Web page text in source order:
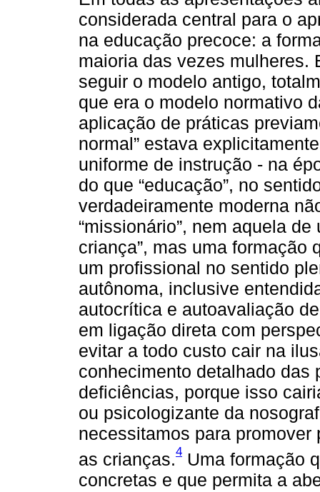
considerada central para o
na educação precoce: a
maioria das vezes mulheres.
seguir o modelo antigo,
que era o modelo normativo
aplicação de práticas
normal” estava
uniforme de instrução - na
do que “educação”, no
verdadeiramente moderna
“missionário”, nem aquela
criança”, mas uma formação
um profissional no sentido
autônoma, inclusive
autocrítica e autoavaliação
em ligação direta com
evitar a todo custo cair na
conhecimento detalhado das
deficiências, porque isso
ou psicologizante da
necessitamos para
as crianças.4 Uma formação
concretas e que permita a